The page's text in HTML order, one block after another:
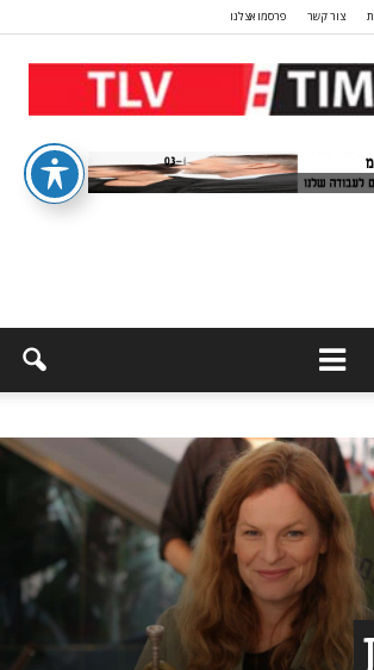
צור קשר פרסמו אצלנו